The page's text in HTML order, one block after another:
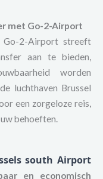
met Go-2-Airport
Go-2-Airport streeft
aan te bieden,
worden
luchthaven Brussel
een zorgeloze reis,
behoeften.
south Airport
en economisch